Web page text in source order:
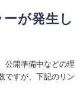
が発生し
公開準備中などの理
ですが、下記のリン